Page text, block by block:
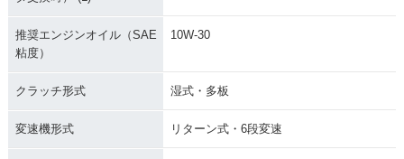
推奨エンジンオイル（SAE
粘度）
10W-30
クラッチ形式 湿式・多板
変速機形式 リターン式・6段変速